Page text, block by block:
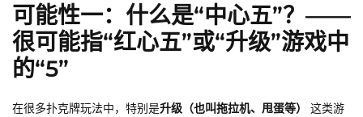
可能性一：什么是“中心五”？——
很可能指“红心五”或“升级”游戏中
的“5”
在很多扑克牌玩法中，特别是升级（也叫拖拉机、甩蛋等）
这类游